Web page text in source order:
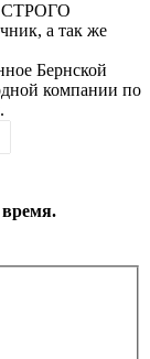
СТРОГО
а так же
Бернской
компании по